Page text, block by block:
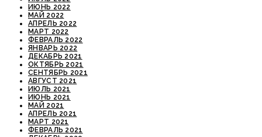
ИЮНЬ 2022
МАЙ 2022
АПРЕЛЬ 2022
МАРТ 2022
ФЕВРАЛЬ 2022
ЯНВАРЬ 2022
ДЕКАБРЬ 2021
ОКТЯБРЬ 2021
СЕНТЯБРЬ 2021
АВГУСТ 2021
ИЮЛЬ 2021
ИЮНЬ 2021
МАЙ 2021
АПРЕЛЬ 2021
МАРТ 2021
ФЕВРАЛЬ 2021